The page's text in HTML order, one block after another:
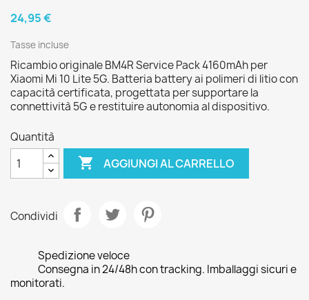
24,95 €
Tasse incluse
Ricambio originale BM4R Service Pack 4160mAh per
Xiaomi Mi 10 Lite 5G. Batteria battery ai polimeri di litio con
capacità certificata, progettata per supportare la
connettività 5G e restituire autonomia al dispositivo.
Quantità
 AGGIUNGI AL CARRELLO
Condividi
Spedizione veloce
Consegna in 24/48h con tracking. Imballaggi sicuri e
monitorati.